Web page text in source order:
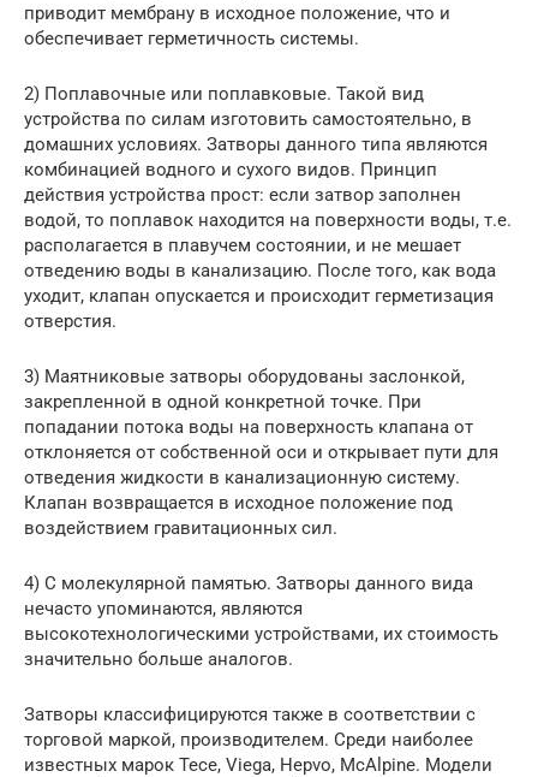
приводит мембрану в исходное положение, что и
обеспечивает герметичность системы.
2) Поплавочные или поплавковые. Такой вид
устройства по силам изготовить самостоятельно, в
домашних условиях. Затворы данного типа являются
комбинацией водного и сухого видов. Принцип
действия устройства прост: если затвор заполнен
водой, то поплавок находится на поверхности воды, т.е.
располагается в плавучем состоянии, и не мешает
отведению воды в канализацию. После того, как вода
уходит, клапан опускается и происходит герметизация
отверстия.
3) Маятниковые затворы оборудованы заслонкой,
закрепленной в одной конкретной точке. При
попадании потока воды на поверхность клапана от
отклоняется от собственной оси и открывает пути для
отведения жидкости в канализационную систему.
Клапан возвращается в исходное положение под
воздействием гравитационных сил.
4) С молекулярной памятью. Затворы данного вида
нечасто упоминаются, являются
высокотехнологическими устройствами, их стоимость
значительно больше аналогов.
Затворы классифицируются также в соответствии с
торговой маркой, производителем. Среди наиболее
известных марок Tece, Viega, Hepvo, McAlpine. Модели